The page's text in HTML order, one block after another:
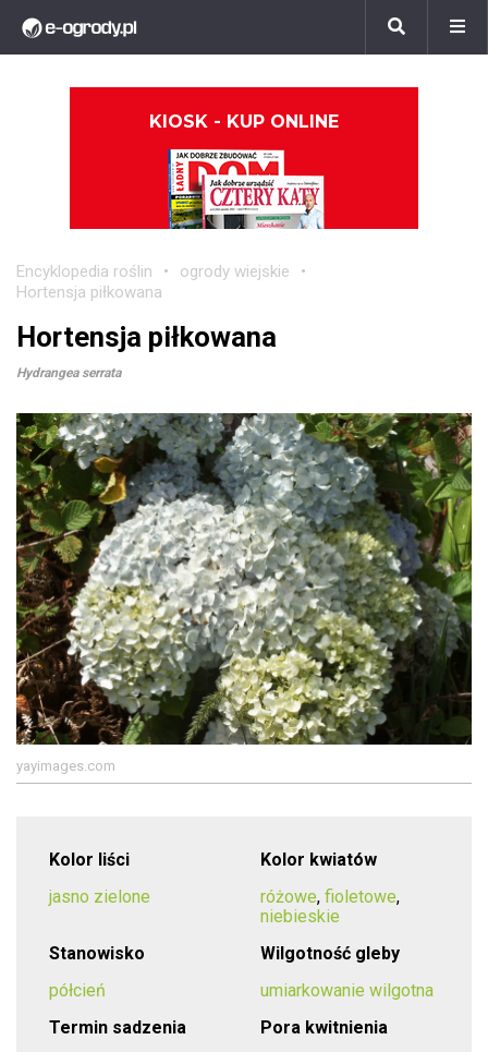
KIOSK - KUP ONLINE
Encyklopedia roślin
ogrody wiejskie
Hortensja piłkowana
Hortensja piłkowana
Hydrangea serrata
yayimages.com
Kolor liści
jasno zielone
Kolor kwiatów
różowe, fioletowe,
niebieskie
Stanowisko
półcień
Wilgotność gleby
umiarkowanie wilgotna
Termin sadzenia
Pora kwitnienia